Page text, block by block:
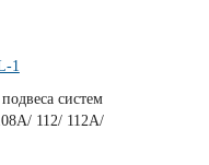
1
систем
112/ 112A/